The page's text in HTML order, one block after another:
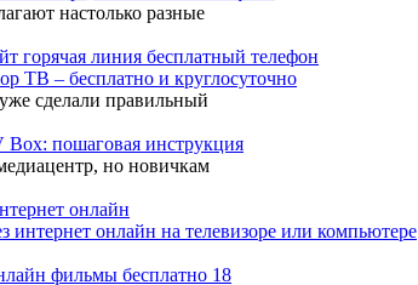
настолько разные
ТВ – бесплатно и круглосуточно
сделали правильный
пошаговая инструкция
но новичкам
интернет онлайн на телевизоре или компьютере